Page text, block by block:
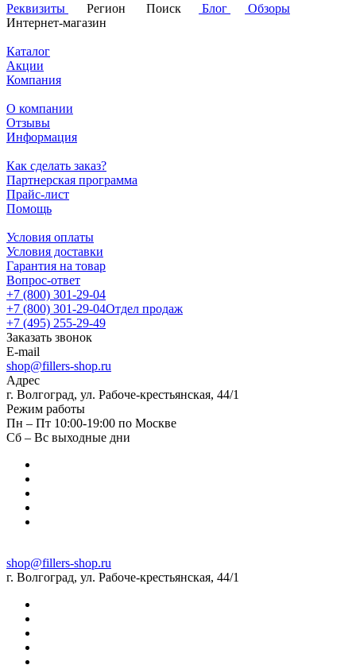
Реквизиты
Регион Поиск Блог
Обзоры
Интернет-магазин
Каталог
Акции
Компания
О компании
Отзывы
Информация
Как сделать заказ?
Партнерская программа
Прайс-лист
Помощь
Условия оплаты
Условия доставки
Гарантия на товар
Вопрос-ответ
+7 (800) 301-29-04
+7 (800) 301-29-04Отдел продаж
+7 (495) 255-29-49
Заказать звонок
E-mail
shop@fillers-shop.ru
Адрес
г. Волгоград, ул. Рабоче-крестьянская, 44/1
Режим работы
Пн – Пт 10:00-19:00 по Москве
Сб – Вс выходные дни
shop@fillers-shop.ru
г. Волгоград, ул. Рабоче-крестьянская, 44/1